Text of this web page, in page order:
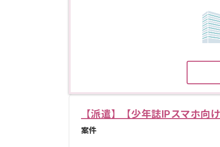
【派遣】【少年誌IPスマホ向
案件